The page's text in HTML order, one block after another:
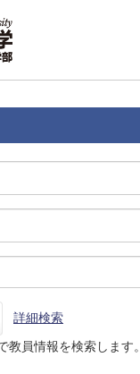
詳細検索
教員情報を検索します。